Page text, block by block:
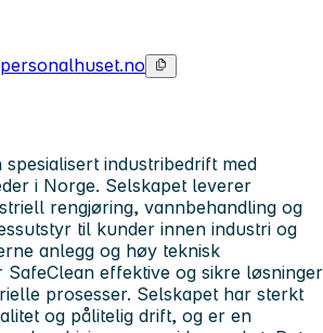
industribedrift med
i Norge. Selskapet leverer
rengjøring, vannbehandling og
til kunder innen industri og
anlegg og høy teknisk
SafeClean effektive og sikre løsninger
prosesser. Selskapet har sterkt
og pålitelig drift, og er en